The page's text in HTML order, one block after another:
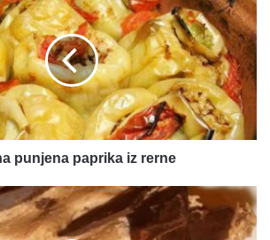
punjena paprika iz rerne